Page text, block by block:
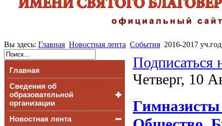
Вы здесь: Главная Новостная лента События 2016-2017 уч.год
Главная
Сведения об
образовательной
организации
Основные сведения
Новостная лента
Подписаться
Четверг, 10
Гимназисты